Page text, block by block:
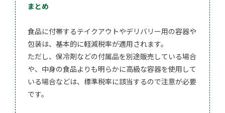
まとめ
食品に付帯するテイクアウトやデリバリー用の容器や
包装は、基本的に軽減税率が適用されます。
ただし、保冷剤などの付属品を別途販売している場合
や、中身の食品よりも明らかに高級な容器を使用して
いる場合などは、標準税率に該当するので注意が必要
です。